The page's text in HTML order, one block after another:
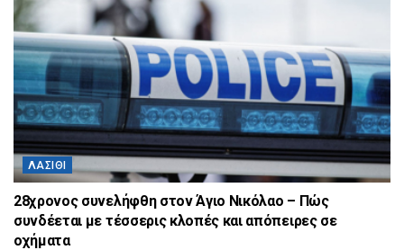
ΛΑΣΊΘΙ
28χρονος συνελήφθη στον Άγιο Νικόλαο – Πώς
συνδέεται με τέσσερις κλοπές και απόπειρες σε
οχήματα